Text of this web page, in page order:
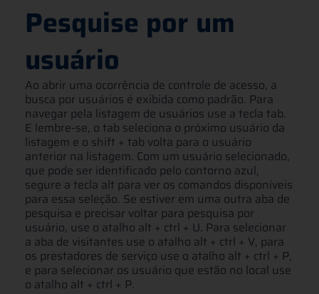
Pesquise por um
usuário
Ao abrir uma ocorrência de controle de acesso, a
busca por usuários é exibida como padrão. Para
navegar pela listagem de usuários use a tecla tab.
E lembre-se, o tab seleciona o próximo usuário da
listagem e o shift + tab volta para o usuário
anterior na listagem. Com um usuário selecionado,
que pode ser identificado pelo contorno azul,
segure a tecla alt para ver os comandos disponíveis
para essa seleção. Se estiver em uma outra aba de
pesquisa e precisar voltar para pesquisa por
usuário, use o atalho alt + ctrl + U. Para selecionar
a aba de visitantes use o atalho alt + ctrl + V, para
os prestadores de serviço use o atalho alt + ctrl + P,
e para selecionar os usuário que estão no local use
o atalho alt + ctrl + P.